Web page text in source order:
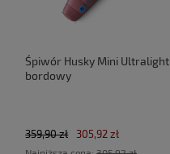
Śpiwór Husky Mini Ultralight
bordowy
305,92 zł
359,90 zł